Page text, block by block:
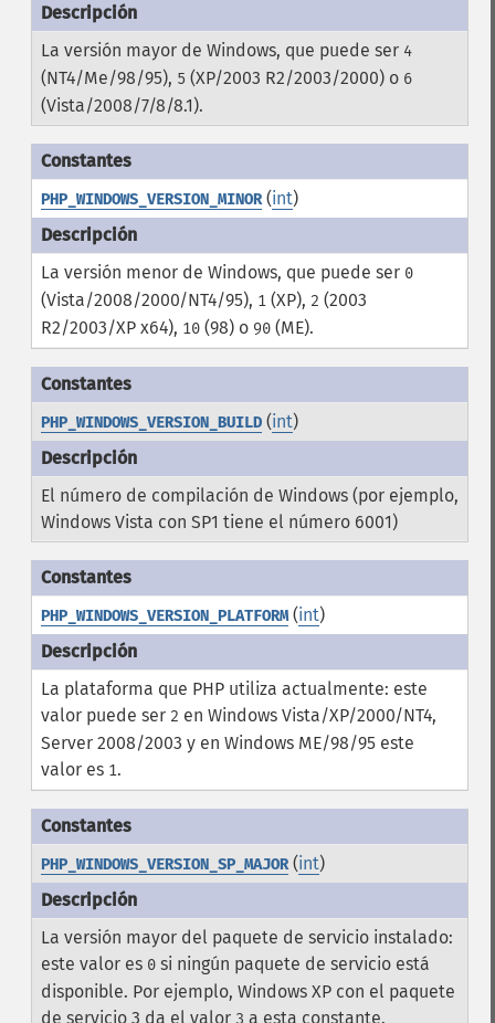
La versión mayor de Windows, que puede ser 4
(NT4/Me/98/95), 5 (XP/2003 R2/2003/2000) o 6
(Vista/2008/7/8/8.1).
PHP_WINDOWS_VERSION_MINOR(int)
La versión menor de Windows, que puede ser 0
(Vista/2008/2000/NT4/95), 1 (XP), 2 (2003
R2/2003/XP x64), 10(98) o 90(ME).
PHP_WINDOWS_VERSION_BUILD(int)
El número de compilación de Windows (por ejemplo,
Windows Vista con SP1 tiene el número 6001)
PHP_WINDOWS_VERSION_PLATFORM(int)
La plataforma que PHP utiliza actualmente: este
valor puede ser 2 en Windows Vista/XP/2000/NT4,
Server 2008/2003 y en Windows ME/98/95 este
valor es 1.
PHP_WINDOWS_VERSION_SP_MAJOR(int)
La versión mayor del paquete de servicio instalado:
este valor es 0si ningún paquete de servicio está
disponible. Por ejemplo, Windows XP con el paquete
de servicio 3 da el valor 3 a esta constante.